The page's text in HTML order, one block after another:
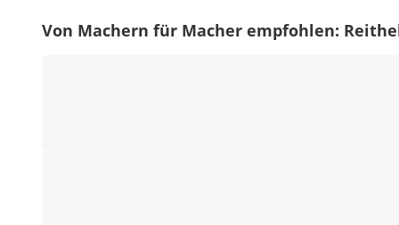
Von Machern für Macher empfohlen: